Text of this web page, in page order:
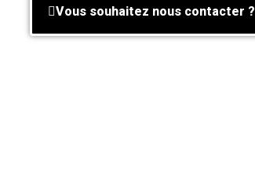
Vous souhaitez nous contacter ?